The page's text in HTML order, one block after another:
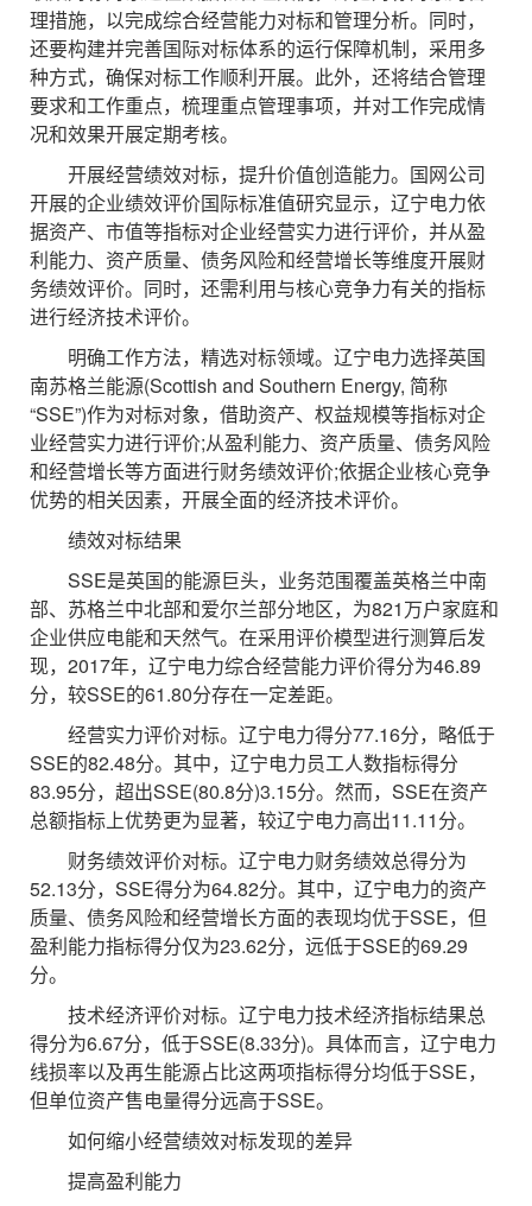
理措施，以完成综合经营能力对标和管理分析。同时，
还要构建并完善国际对标体系的运行保障机制，采用多
种方式，确保对标工作顺利开展。此外，还将结合管理
要求和工作重点，梳理重点管理事项，并对工作完成情
况和效果开展定期考核。
开展经营绩效对标，提升价值创造能力。国网公司
开展的企业绩效评价国际标准值研究显示，辽宁电力依
据资产、市值等指标对企业经营实力进行评价，并从盈
利能力、资产质量、债务风险和经营增长等维度开展财
务绩效评价。同时，还需利用与核心竞争力有关的指标
进行经济技术评价。
明确工作方法，精选对标领域。辽宁电力选择英国
南苏格兰能源(Scottish and Southern Energy, 简称
“SSE”)作为对标对象，借助资产、权益规模等指标对企
业经营实力进行评价;从盈利能力、资产质量、债务风险
和经营增长等方面进行财务绩效评价;依据企业核心竞争
优势的相关因素，开展全面的经济技术评价。
绩效对标结果
SSE是英国的能源巨头，业务范围覆盖英格兰中南
部、苏格兰中北部和爱尔兰部分地区，为821万户家庭和
企业供应电能和天然气。在采用评价模型进行测算后发
现，2017年，辽宁电力综合经营能力评价得分为46.89
分，较SSE的61.80分存在一定差距。
经营实力评价对标。辽宁电力得分77.16分，略低于
SSE的82.48分。其中，辽宁电力员工人数指标得分
83.95分，超出SSE(80.8分)3.15分。然而，SSE在资产
总额指标上优势更为显著，较辽宁电力高出11.11分。
财务绩效评价对标。辽宁电力财务绩效总得分为
52.13分，SSE得分为64.82分。其中，辽宁电力的资产
质量、债务风险和经营增长方面的表现均优于SSE，但
盈利能力指标得分仅为23.62分，远低于SSE的69.29
分。
技术经济评价对标。辽宁电力技术经济指标结果总
得分为6.67分，低于SSE(8.33分)。具体而言，辽宁电力
线损率以及再生能源占比这两项指标得分均低于SSE，
但单位资产售电量得分远高于SSE。
如何缩小经营绩效对标发现的差异
提高盈利能力